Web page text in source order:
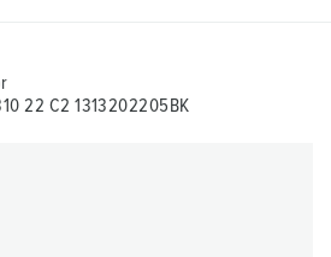
22 C2 1313202205BK